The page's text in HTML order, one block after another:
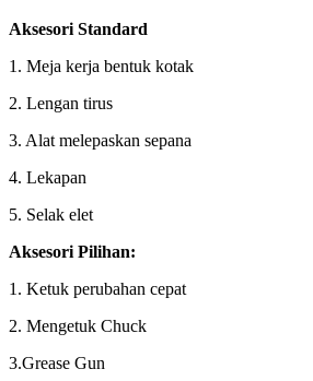
Aksesori Standard
1. Meja kerja bentuk kotak
2. Lengan tirus
3. Alat melepaskan sepana
4. Lekapan
5. Selak elet
Aksesori Pilihan:
1. Ketuk perubahan cepat
2. Mengetuk Chuck
3.Grease Gun